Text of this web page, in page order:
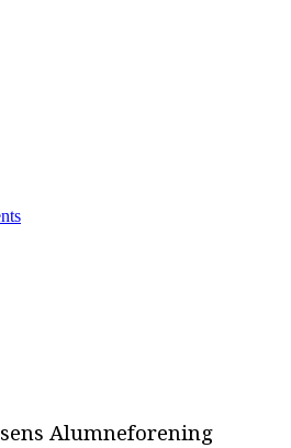
Alumneforening